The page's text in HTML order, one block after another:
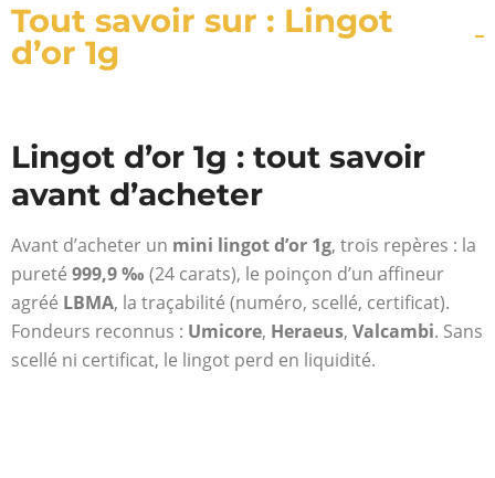
Tout savoir sur : Lingot
d’or 1g
Lingot d’or 1g : tout savoir
avant d’acheter
Avant d’acheter un mini lingot d’or 1g, trois repères : la
pureté 999,9 ‰ (24 carats), le poinçon d’un affineur
agréé LBMA, la traçabilité (numéro, scellé, certificat).
Fondeurs reconnus : Umicore, Heraeus, Valcambi. Sans
scellé ni certificat, le lingot perd en liquidité.